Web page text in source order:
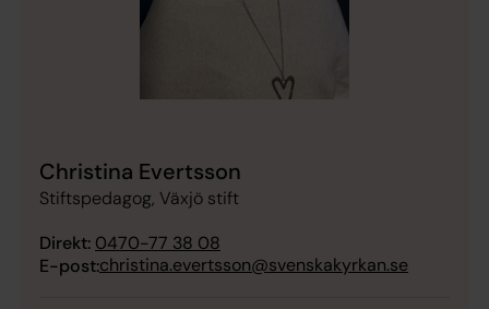
Christina Evertsson
Stiftspedagog, Växjö stift
Direkt: 0470-77 38 08
E-post:christina.evertsson@svenskakyrkan.se